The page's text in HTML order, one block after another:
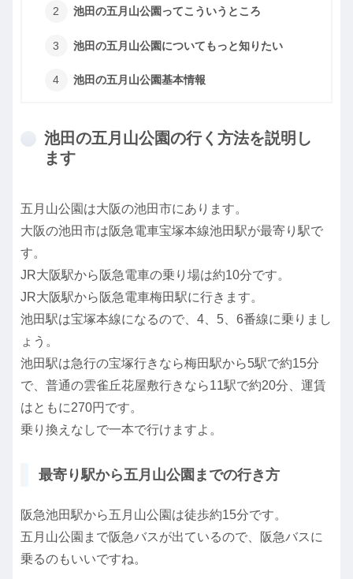
池田の五月山公園ってこういうところ
池田の五月山公園についてもっと知りたい
池田の五月山公園基本情報
池田の五月山公園の行く方法を説明し
ます
五月山公園は大阪の池田市にあります。
大阪の池田市は阪急電車宝塚本線池田駅が最寄り駅で
す。
JR大阪駅から阪急電車の乗り場は約10分です。
JR大阪駅から阪急電車梅田駅に行きます。
池田駅は宝塚本線になるので、4、5、6番線に乗りまし
ょう。
池田駅は急行の宝塚行きなら梅田駅から5駅で約15分
で、普通の雲雀丘花屋敷行きなら11駅で約20分、運賃
はともに270円です。
乗り換えなしで一本で行けますよ。
最寄り駅から五月山公園までの行き方
阪急池田駅から五月山公園は徒歩約15分です。
五月山公園まで阪急バスが出ているので、阪急バスに
乗るのもいいですね。